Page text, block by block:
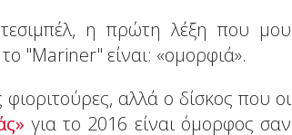
η πρώτη λέξη που μου
"Mariner" είναι: «ομορφιά».
αλλά ο δίσκος που οι
για το 2016 είναι όμορφος σαν